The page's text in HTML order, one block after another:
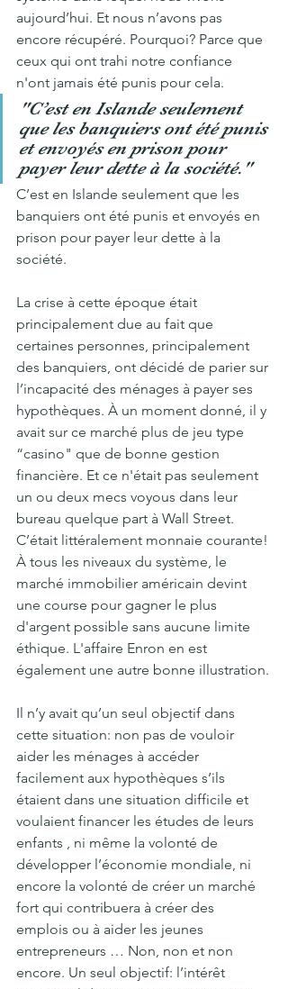
aujourd’hui. Et nous n’avons pas
encore récupéré. Pourquoi? Parce que
ceux qui ont trahi notre confiance
n'ont jamais été punis pour cela.
"C’est en Islande seulement
que les banquiers ont été punis
et envoyés en prison pour
payer leur dette à la société."
C’est en Islande seulement que les
banquiers ont été punis et envoyés en
prison pour payer leur dette à la
société.
La crise à cette époque était
principalement due au fait que
certaines personnes, principalement
des banquiers, ont décidé de parier sur
l’incapacité des ménages à payer ses
hypothèques. À un moment donné, il y
avait sur ce marché plus de jeu type
“casino" que de bonne gestion
financière. Et ce n'était pas seulement
un ou deux mecs voyous dans leur
bureau quelque part à Wall Street.
C’était littéralement monnaie courante!
À tous les niveaux du système, le
marché immobilier américain devint
une course pour gagner le plus
d'argent possible sans aucune limite
éthique. L'affaire Enron en est
également une autre bonne illustration.
Il n’y avait qu’un seul objectif dans
cette situation: non pas de vouloir
aider les ménages à accéder
facilement aux hypothèques s’ils
étaient dans une situation difficile et
voulaient financer les études de leurs
enfants , ni même la volonté de
développer l’économie mondiale, ni
encore la volonté de créer un marché
fort qui contribuera à créer des
emplois ou à aider les jeunes
entrepreneurs … Non, non et non
encore. Un seul objectif: l’intérêt